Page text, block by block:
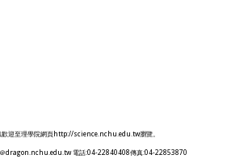
歡迎至理學院網頁http://science.nchu.edu.tw瀏覽。
dragon.nchu.edu.tw 電話:04-22840408傳真:04-22853870